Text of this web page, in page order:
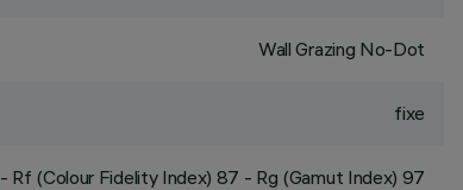
Wall Grazing No-Dot
fixe
- Rf (Colour Fidelity Index) 87 - Rg (Gamut Index) 97